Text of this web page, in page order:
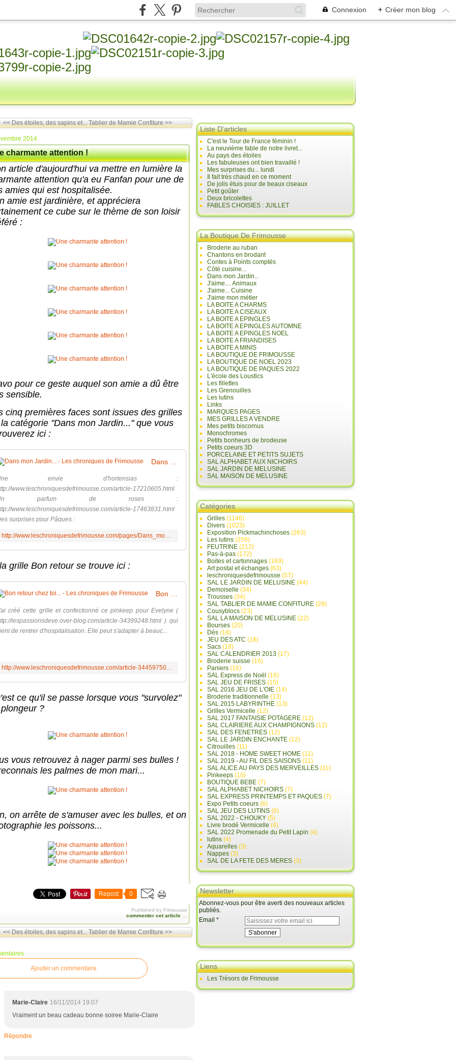
Connexion + Créer mon blog
<< Des étoiles, des sapins et... Tablier de Mamie Confiture >>
2014
charmante attention !
article d'aujourd'hui va mettre en lumière la
attention qu'a eu Fanfan pour une de
amies qui est hospitalisée.
amie est jardinière, et appréciera
ce cube sur le thème de son loisir
:
pour ce geste auquel son amie a dû être
sensible.
cinq premières faces sont issues des grilles
catégorie "Dans mon Jardin..." que vous
ici :
envie d'hortensias :
www.leschroniquesdefrimousse.com/article-17210605.html
parfum de roses :
www.leschroniquesdefrimousse.com/article-17463831.html
surprises pour Pâques :
http://www.leschroniquesdefrimousse.com/pages/Dans_mon_Jardin-368716.html
grille Bon retour se trouve ici :
créé cette grille et confectionné ce pinkeep pour Evelyne (
lespassionsdeve.over-blog.com/article-34399248.html ) qui
de rentrer d'hospitalisation. Elle peut s'adapter à beauc...
http://www.leschroniquesdefrimousse.com/article-34459750.html
ce qu'il se passe lorsque vous "survolez"
?
vous retrouvez à nager parmi ses bulles !
les palmes de mon mari...
on arrête de s'amuser avec les bulles, et on
les poissons...
Repost 0
Published by Frimousse
commenter cet article
<< Des étoiles, des sapins et... Tablier de Mamie Confiture >>
Ajouter un commentaire
Marie-Claire 16/11/2014 19:07
Vraiment un beau cadeau bonne soiree Marie-Claire
Répondre
Liste D'articles
C'est le Tour de France féminin !
La neuvième fable de notre livret...
Au pays des étoiles
Les fabuleuses ont bien travaillé !
Mes surprises du... lundi
Il fait très chaud en ce moment
De jolis étuis pour de beaux ciseaux
Petit goûter
Deux bricolettes
FABLES CHOISIES : JUILLET
La Boutique De Frimousse
Broderie au ruban
Chantons en brodant
Contes à Points comptés
Côté cuisine...
Dans mon Jardin...
J'aime.... Animaux
J'aime... Cuisine
J'aime mon métier
LA BOITE A CHARMS
LA BOITE A CISEAUX
LA BOITE A EPINGLES
LA BOITE A EPINGLES AUTOMNE
LA BOITE A EPINGLES NOEL
LA BOITE A FRIANDISES
LA BOITE A MINIS
LA BOUTIQUE DE FRIMOUSSE
LA BOUTIQUE DE NOEL 2023
LA BOUTIQUE DE PAQUES 2022
L'école des Loustics
Les fillettes
Les Grenouilles
Les lutins
Links
MARQUES PAGES
MES GRILLES A VENDRE
Mes petits biscornus
Monochromes
Petits bonheurs de brodeuse
Petits coeurs 3D
PORCELAINE ET PETITS SUJETS
SAL ALPHABET AUX NICHOIRS
SAL JARDIN DE MELUSINE
SAL MAISON DE MELUSINE
Catégories
Grilles (1146)
Divers (1023)
Exposition Pickmachinchoses (263)
Les lutins (259)
FEUTRINE (212)
Pas-à-pas (172)
Boites et cartonnages (169)
Art postal et échanges (63)
leschroniquesdefrimousse (57)
SAL LE JARDIN DE MELUSINE (44)
Demoiselle (34)
Trousses (34)
SAL TABLIER DE MAMIE CONFITURE (28)
Cousyblocs (23)
SAL LA MAISON DE MELUSINE (22)
Bourses (20)
Dés (18)
JEU DES ATC (18)
Sacs (18)
SAL CALENDRIER 2013 (17)
Broderie suisse (16)
Paniers (16)
SAL Express de Noël (16)
SAL JEU DE FRISES (15)
SAL 2016 JEU DE L'OIE (14)
Broderie traditionnelle (13)
SAL 2015 LABYRINTHE (13)
Grilles Vermicelle (12)
SAL 2017 FANTAISIE POTAGERE (12)
SAL CLAIRIERE AUX CHAMPIGNONS (12)
SAL DES FENETRES (12)
SAL LE JARDIN ENCHANTE (12)
Citrouilles (11)
SAL 2018 - HOME SWEET HOME (11)
SAL 2019 - AU FIL DES SAISONS (11)
SAL ALICE AU PAYS DES MERVEILLES (11)
Pinkeeps (10)
BOUTIQUE BEBE (7)
SAL ALPHABET NICHOIRS (7)
SAL EXPRESS PRINTEMPS ET PAQUES (7)
Expo Petits coeurs (6)
SAL JEU DES LUTINS (6)
SAL 2022 - CHOUKY (5)
Livre brodé Vermicelle (4)
SAL 2022 Promenade du Petit Lapin (4)
lutins (4)
Aquarelles (3)
Nappes (3)
SAL DE LA FETE DES MERES (3)
Newsletter
Abonnez-vous pour être averti des nouveaux articles
publiés.
Email
Liens
Les Trésors de Frimousse